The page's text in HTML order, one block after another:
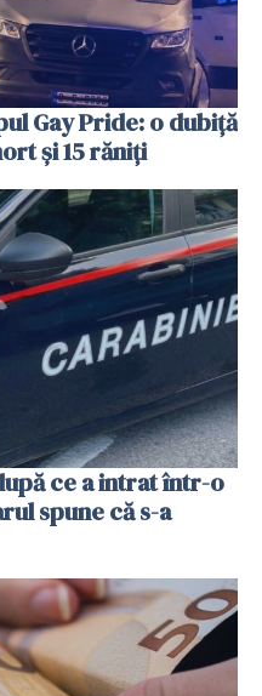
Gay Pride: o dubiță
și 15 răniți
ce a intrat într-o
spune că s-a